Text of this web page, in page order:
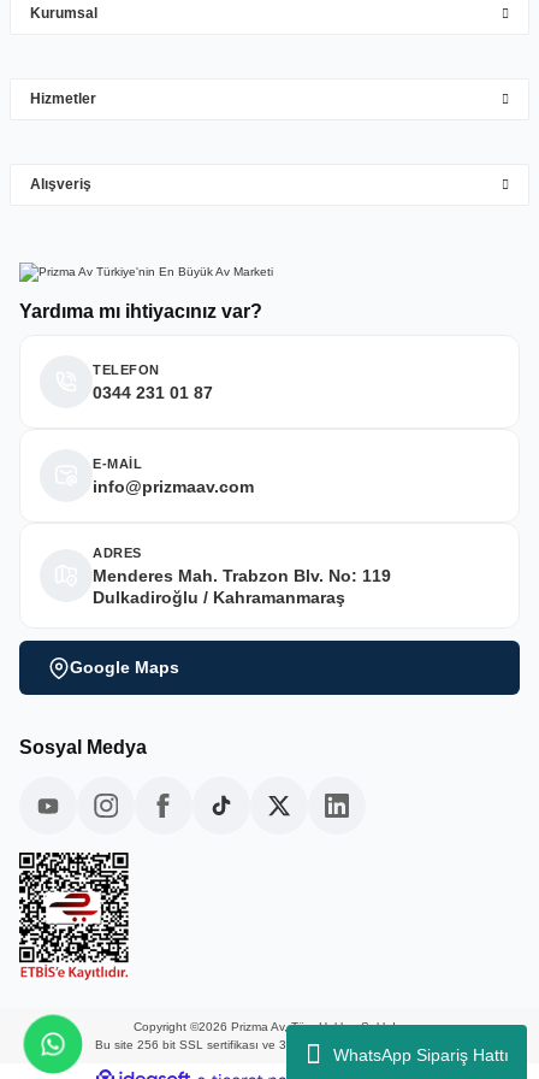
WhatsApp Sipariş Hattı
Deneyimini Paylaş
Yardıma mı ihtiyacınız var?
TELEFON
0344 231 01 87
E-MAİL
info@prizmaav.com
ADRES
Menderes Mah. Trabzon Blv. No: 119
Dulkadiroğlu / Kahramanmaraş
Google Maps
Kurumsal
Hizmetler
Alışveriş
Sosyal Medya
Copyright ©2026 Prizma Av, Tüm Hakları Saklıdır.
Bu site 256 bit SSL sertifikası ve 3D güvenlik ile korunmaktadır.